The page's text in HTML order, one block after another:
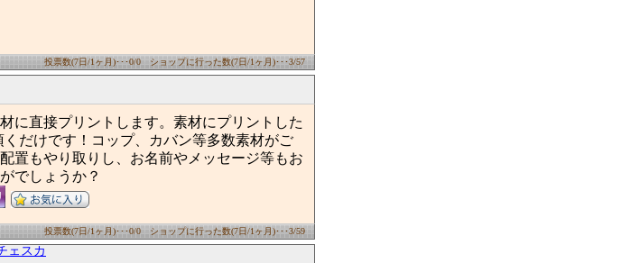
投票数(7日/1ヶ月)･･･0/0 ショップに行った数(7日/1ヶ月)･･･3/57
に直接プリントします。素材にプリントした
だけです！コップ、カバン等多数素材がご
置もやり取りし、お名前やメッセージ等もお
でしょうか？
投票数(7日/1ヶ月)･･･0/0 ショップに行った数(7日/1ヶ月)･･･3/59
ェスカ